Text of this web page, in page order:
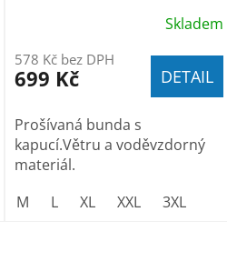
vel.56 vel.58 vel.60
Skladem
578 Kč bez DPH
699 Kč DETAIL
Prošívaná bunda s
kapucí.Větru a voděvzdorný
materiál.
M
L XL XXL 3XL